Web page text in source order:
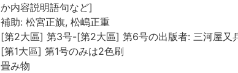
か内容説明語句など]
補助: 松宮正旗, 松嶋正重
[第2大區] 第3号-[第2大區] 第6号の出版者: 三河屋又
[第1大區] 第1号のみは2色刷
畳み物